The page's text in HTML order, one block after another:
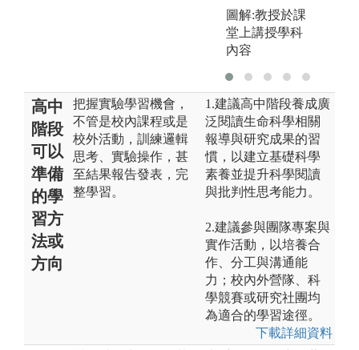
圖解:教授於課
堂上講授學科
內容
高中
階段
可以
準備
的學
習方
法或
方向
把握實驗學習機會，
不管是校內課程或是
校外活動，訓練邏輯
思考、實驗操作，甚
至結果報告發表，完
整學習。
1.建議高中階段養成廣
泛閱讀生命科學相關
報導與研究成果的習
慣，以建立基礎科學
素養並提升科學閱讀
與批判性思考能力。
2.建議參與團隊專案與
實作活動，以培養合
作、分工與溝通能
力；校內外營隊、科
學競賽或研究社團均
為適合的學習途徑。
下載詳細資料